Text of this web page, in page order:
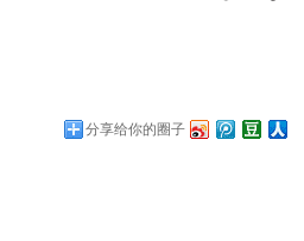
分享给你的圈子